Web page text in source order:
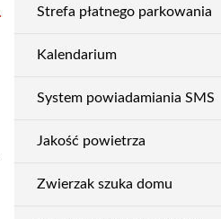
Strefa płatnego parkowania
Kalendarium
System powiadamiania SMS
Jakość powietrza
Zwierzak szuka domu